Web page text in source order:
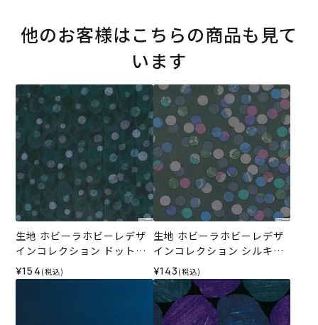
他のお客様はこちらの商品も見て
います
生地 ホビーラホビーレデザ
インコレクション ドットボ
ーダー＜7G＞
¥154 (税込)
生地 ホビーラホビーレデザ
インコレクション シルキー
ローン カラフルドットボー
ダー＜3GR＞
¥143 (税込)